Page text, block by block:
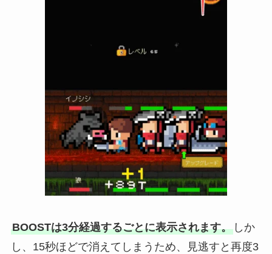
BOOSTは3分経過するごとに表示されます。しか
し、15秒ほどで消えてしまうため、見逃すと再度3